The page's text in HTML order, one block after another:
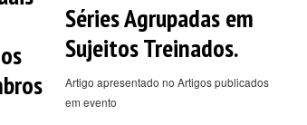
Séries Agrupadas em
Sujeitos Treinados.
Artigo apresentado no Artigos publicados
em evento